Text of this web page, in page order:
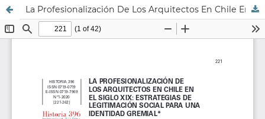
La Profesionalización De Los Arquitectos En Chile En El Siglo Xix: Estrategias De Legitimación Social Para Una Identidad Gremial